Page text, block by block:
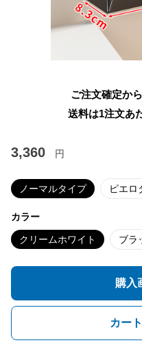
ご注文確定か
送料は1注文あ
3,360 円
ノーマルタイプ ピエロ
カラー
クリームホワイト ブラ
購入
カー